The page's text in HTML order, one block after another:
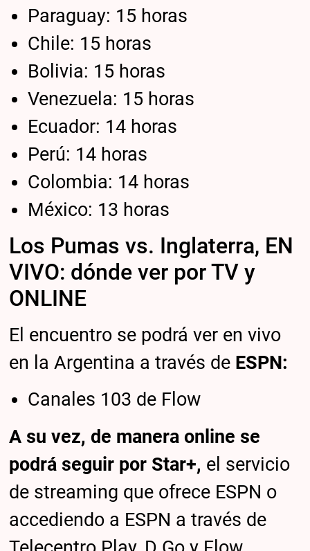
Paraguay: 15 horas
Chile: 15 horas
Bolivia: 15 horas
Venezuela: 15 horas
Ecuador: 14 horas
Perú: 14 horas
Colombia: 14 horas
México: 13 horas
Los Pumas vs. Inglaterra, EN
VIVO: dónde ver por TV y
ONLINE
El encuentro se podrá ver en vivo
en la Argentina a través de ESPN:
Canales 103 de Flow
A su vez, de manera online se
podrá seguir por Star+, el servicio
de streaming que ofrece ESPN o
accediendo a ESPN a través de